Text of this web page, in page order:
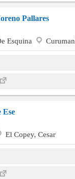
Pallares
Esquina
Ese
El Copey, Cesar